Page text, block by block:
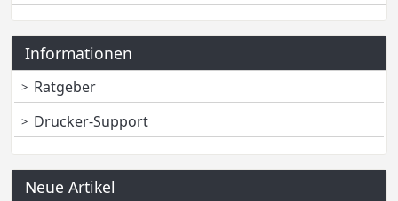
Informationen
Ratgeber
Drucker-Support
Neue Artikel